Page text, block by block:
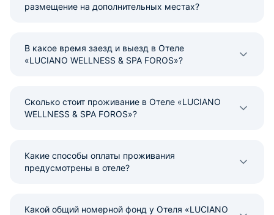
размещение на дополнительных местах?
В какое время заезд и выезд в Отеле
«LUCIANO WELLNESS & SPA FOROS»?
Сколько стоит проживание в Отеле «LUCIANO
WELLNESS & SPA FOROS»?
Какие способы оплаты проживания
предусмотрены в отеле?
Какой общий номерной фонд у Отеля «LUCIANO